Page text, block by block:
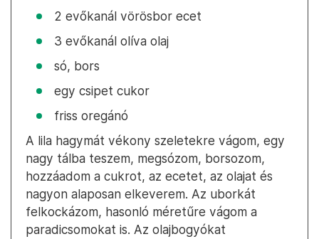
2 evőkanál vörösbor ecet
3 evőkanál olíva olaj
só, bors
egy csipet cukor
friss oregánó
A lila hagymát vékony szeletekre vágom, egy
nagy tálba teszem, megsózom, borsozom,
hozzáadom a cukrot, az ecetet, az olajat és
nagyon alaposan elkeverem. Az uborkát
felkockázom, hasonló méretűre vágom a
paradicsomokat is. Az olajbogyókat